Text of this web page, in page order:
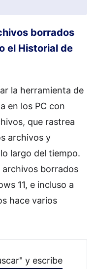
borrados
el Historial de
la herramienta de
en los PC con
que rastrea
archivos y
largo del tiempo.
archivos borrados
11, e incluso a
hace varios
y escribe